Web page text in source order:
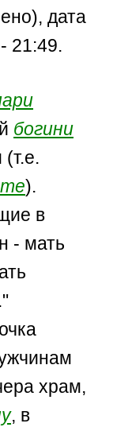
дата
21:49.
богини
).
в
- мать
храм,
, в